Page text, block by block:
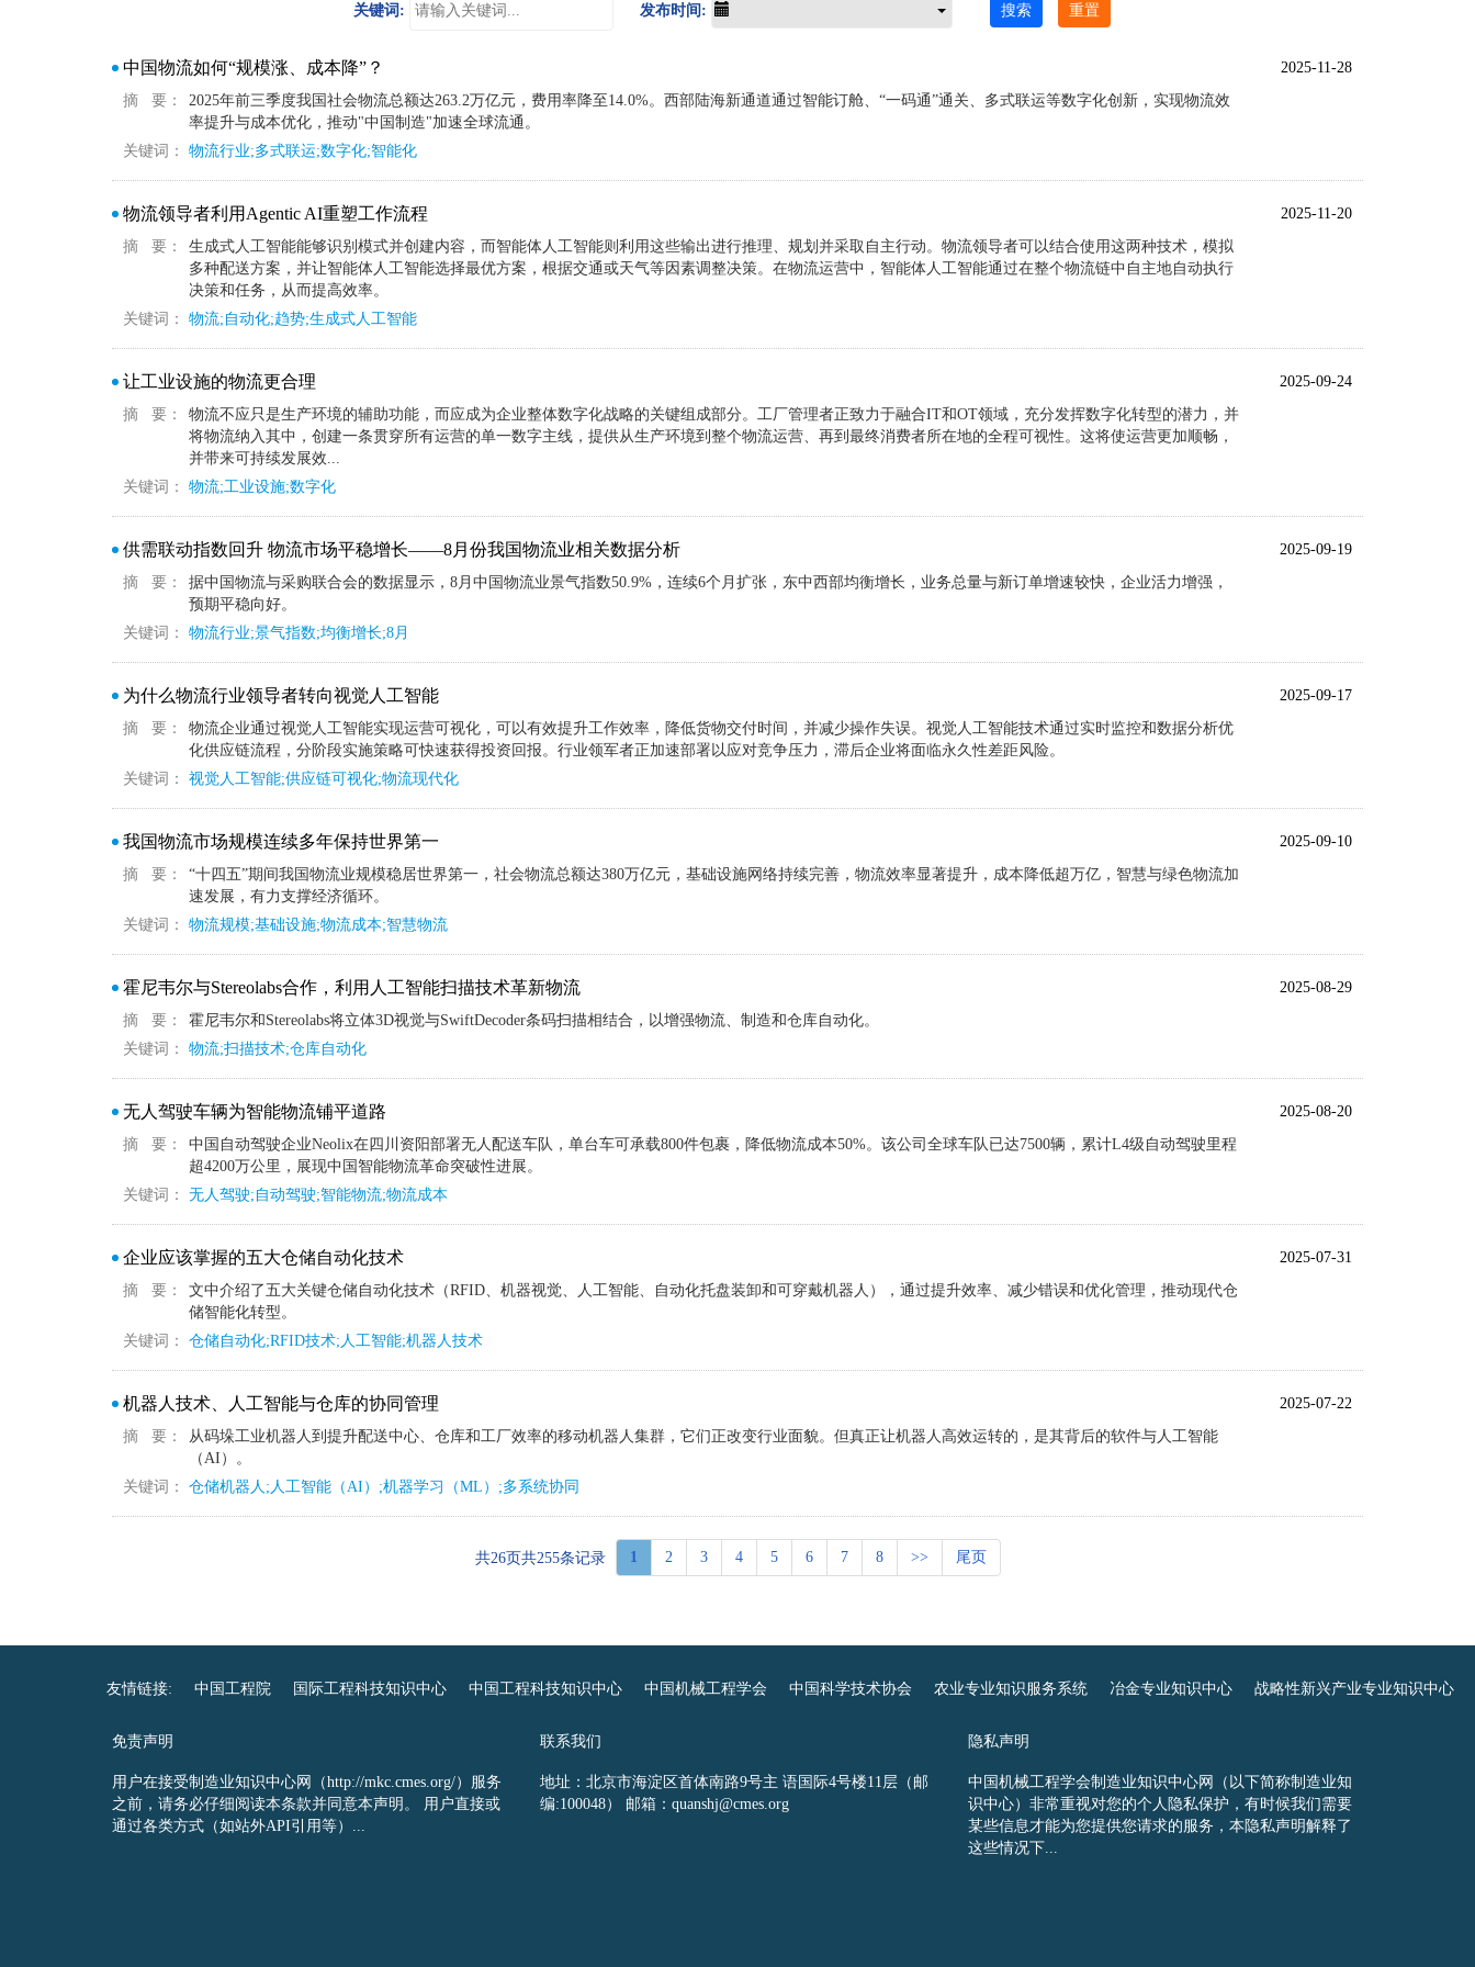
关键词: 发布时间: 搜索 重置
中国物流如何“规模涨、成本降”？
2025-11-28
摘 要：
2025年前三季度我国社会物流总额达263.2万亿元，费用率降至14.0%。西部陆海新通道通过智能订舱、“一码通”通关、多式联运等数字化创新，实现物流效
率提升与成本优化，推动"中国制造"加速全球流通。
关键词：
物流行业;多式联运;数字化;智能化
物流领导者利用Agentic AI重塑工作流程
2025-11-20
摘 要：
生成式人工智能能够识别模式并创建内容，而智能体人工智能则利用这些输出进行推理、规划并采取自主行动。物流领导者可以结合使用这两种技术，模拟
多种配送方案，并让智能体人工智能选择最优方案，根据交通或天气等因素调整决策。在物流运营中，智能体人工智能通过在整个物流链中自主地自动执行
决策和任务，从而提高效率。
关键词：
物流;自动化;趋势;生成式人工智能
让工业设施的物流更合理
2025-09-24
摘 要：
物流不应只是生产环境的辅助功能，而应成为企业整体数字化战略的关键组成部分。工厂管理者正致力于融合IT和OT领域，充分发挥数字化转型的潜力，并
将物流纳入其中，创建一条贯穿所有运营的单一数字主线，提供从生产环境到整个物流运营、再到最终消费者所在地的全程可视性。这将使运营更加顺畅，
并带来可持续发展效...
关键词：
物流;工业设施;数字化
供需联动指数回升 物流市场平稳增长——8月份我国物流业相关数据分析
2025-09-19
摘 要：
据中国物流与采购联合会的数据显示，8月中国物流业景气指数50.9%，连续6个月扩张，东中西部均衡增长，业务总量与新订单增速较快，企业活力增强，
预期平稳向好。
关键词：
物流行业;景气指数;均衡增长;8月
为什么物流行业领导者转向视觉人工智能
2025-09-17
摘 要：
物流企业通过视觉人工智能实现运营可视化，可以有效提升工作效率，降低货物交付时间，并减少操作失误。视觉人工智能技术通过实时监控和数据分析优
化供应链流程，分阶段实施策略可快速获得投资回报。行业领军者正加速部署以应对竞争压力，滞后企业将面临永久性差距风险。
关键词：
视觉人工智能;供应链可视化;物流现代化
我国物流市场规模连续多年保持世界第一
2025-09-10
摘 要：
“十四五”期间我国物流业规模稳居世界第一，社会物流总额达380万亿元，基础设施网络持续完善，物流效率显著提升，成本降低超万亿，智慧与绿色物流加
速发展，有力支撑经济循环。
关键词：
物流规模;基础设施;物流成本;智慧物流
霍尼韦尔与Stereolabs合作，利用人工智能扫描技术革新物流
2025-08-29
摘 要：
霍尼韦尔和Stereolabs将立体3D视觉与SwiftDecoder条码扫描相结合，以增强物流、制造和仓库自动化。
关键词：
物流;扫描技术;仓库自动化
无人驾驶车辆为智能物流铺平道路
2025-08-20
摘 要：
中国自动驾驶企业Neolix在四川资阳部署无人配送车队，单台车可承载800件包裹，降低物流成本50%。该公司全球车队已达7500辆，累计L4级自动驾驶里程
超4200万公里，展现中国智能物流革命突破性进展。
关键词：
无人驾驶;自动驾驶;智能物流;物流成本
企业应该掌握的五大仓储自动化技术
2025-07-31
摘 要：
文中介绍了五大关键仓储自动化技术（RFID、机器视觉、人工智能、自动化托盘装卸和可穿戴机器人），通过提升效率、减少错误和优化管理，推动现代仓
储智能化转型。
关键词：
仓储自动化;RFID技术;人工智能;机器人技术
机器人技术、人工智能与仓库的协同管理
2025-07-22
摘 要：
从码垛工业机器人到提升配送中心、仓库和工厂效率的移动机器人集群，它们正改变行业面貌。但真正让机器人高效运转的，是其背后的软件与人工智能
（AI）。
关键词：
仓储机器人;人工智能（AI）;机器学习（ML）;多系统协同
共26页共255条记录 1 2 3 4 5 6 7 8 >> 尾页
友情链接: 中国工程院 国际工程科技知识中心 中国工程科技知识中心 中国机械工程学会 中国科学技术协会 农业专业知识服务系统 冶金专业知识中心 战略性新兴产业专业知识中心
免责声明
用户在接受制造业知识中心网（http://mkc.cmes.org/）服务
之前，请务必仔细阅读本条款并同意本声明。 用户直接或
通过各类方式（如站外API引用等）...
联系我们
地址：北京市海淀区首体南路9号主 语国际4号楼11层（邮
编:100048） 邮箱：quanshj@cmes.org
隐私声明
中国机械工程学会制造业知识中心网（以下简称制造业知
识中心）非常重视对您的个人隐私保护，有时候我们需要
某些信息才能为您提供您请求的服务，本隐私声明解释了
这些情况下...